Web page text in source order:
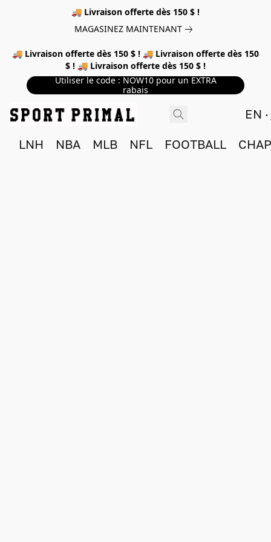
🚚 Livraison offerte dès 150 $ !
MAGASINEZ MAINTENANT
🚚 Livraison offerte dès 150 $ ! 🚚 Livraison offerte dès 150
$ ! 🚚 Livraison offerte dès 150 $ !
Utiliser le code : NOW10 pour un EXTRA
rabais
EN
LNH NBA MLB NFL FOOTBALL